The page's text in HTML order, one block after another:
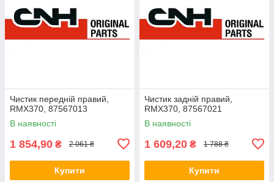
Чистик передній правий,
RMX370, 87567013
В наявності
1 854,90 ₴ 2 061 ₴
Купити
Чистик задній правий,
RMX370, 87567021
В наявності
1 609,20 ₴ 1 788 ₴
Купити